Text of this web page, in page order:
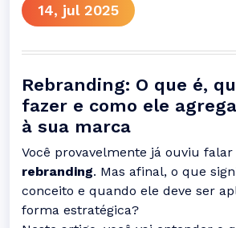
14, jul 2025
Rebranding: O que é,
fazer e como ele
à sua marca
Você provavelmente já ouviu falar
rebranding. Mas afinal, o que
conceito e quando ele deve ser
forma estratégica?